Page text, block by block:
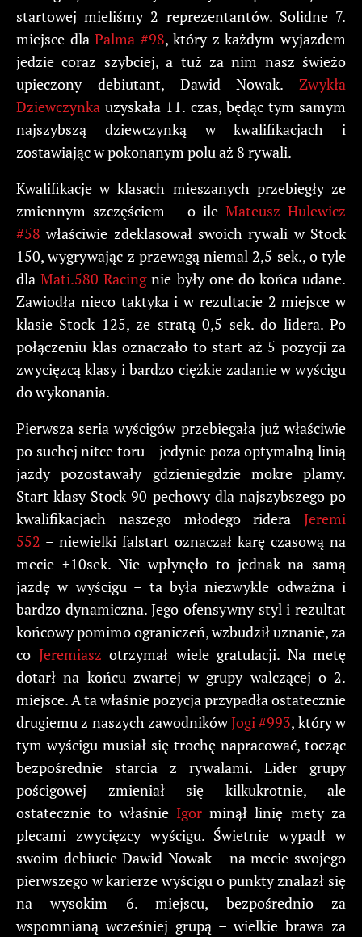
startowej mieliśmy 2 reprezentantów. Solidne 7.
miejsce dlaPalma #98, który z każdym wyjazdem
jedzie coraz szybciej, a tuż za nim nasz świeżo
upieczony debiutant, Dawid Nowak. Zwykła
Dziewczynka uzyskała 11. czas, będąc tym samym
najszybszą dziewczynką w kwalifikacjach i
zostawiając w pokonanym polu aż 8 rywali.
Kwalifikacje w klasach mieszanych przebiegły ze
zmiennym szczęściem – o ile Mateusz Hulewicz
#58 właściwie zdeklasował swoich rywali w Stock
150, wygrywając z przewagą niemal 2,5 sek., o tyle
dlaMati.580 Racingnie były one do końca udane.
Zawiodła nieco taktyka i w rezultacie 2 miejsce w
klasie Stock 125, ze stratą 0,5 sek. do lidera. Po
połączeniu klas oznaczało to start aż 5 pozycji za
zwycięzcą klasy i bardzo ciężkie zadanie w wyścigu
do wykonania.
Pierwsza seria wyścigów przebiegała już właściwie
po suchej nitce toru – jedynie poza optymalną linią
jazdy pozostawały gdzieniegdzie mokre plamy.
Start klasy Stock 90 pechowy dla najszybszego po
kwalifikacjach naszego młodego ridera Jeremi
552 – niewielki falstart oznaczał karę czasową na
mecie +10sek. Nie wpłynęło to jednak na samą
jazdę w wyścigu – ta była niezwykle odważna i
bardzo dynamiczna. Jego ofensywny styl i rezultat
końcowy pomimo ograniczeń, wzbudził uznanie, za
co Jeremiasz otrzymał wiele gratulacji. Na metę
dotarł na końcu zwartej w grupy walczącej o 2.
miejsce. A ta właśnie pozycja przypadła ostatecznie
drugiemu z naszych zawodnikówJogi #993, który w
tym wyścigu musiał się trochę napracować, tocząc
bezpośrednie starcia z rywalami. Lider grupy
pościgowej zmieniał się kilkukrotnie, ale
ostatecznie to właśnie Igorminął linię mety za
plecami zwycięzcy wyścigu. Świetnie wypadł w
swoim debiucie Dawid Nowak – na mecie swojego
pierwszego w karierze wyścigu o punkty znalazł się
na wysokim 6. miejscu, bezpośrednio za
wspomnianą wcześniej grupą – wielkie brawa za